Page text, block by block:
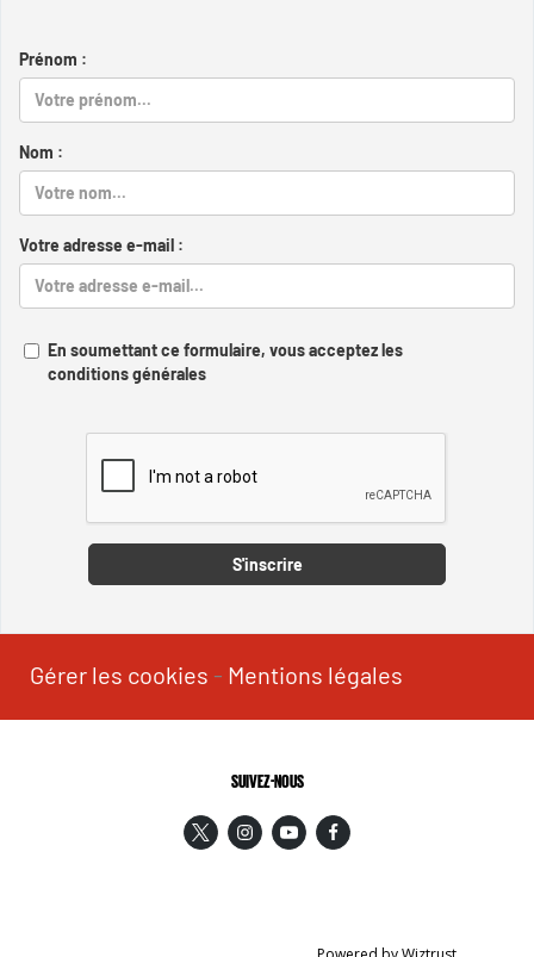
Prénom :
Nom :
Votre adresse e-mail :
En soumettant ce formulaire, vous acceptez les
conditions générales
S'inscrire
Gérer les cookies - Mentions légales
SUIVEZ-NOUS